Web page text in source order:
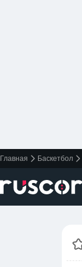
Главная Баскетбол